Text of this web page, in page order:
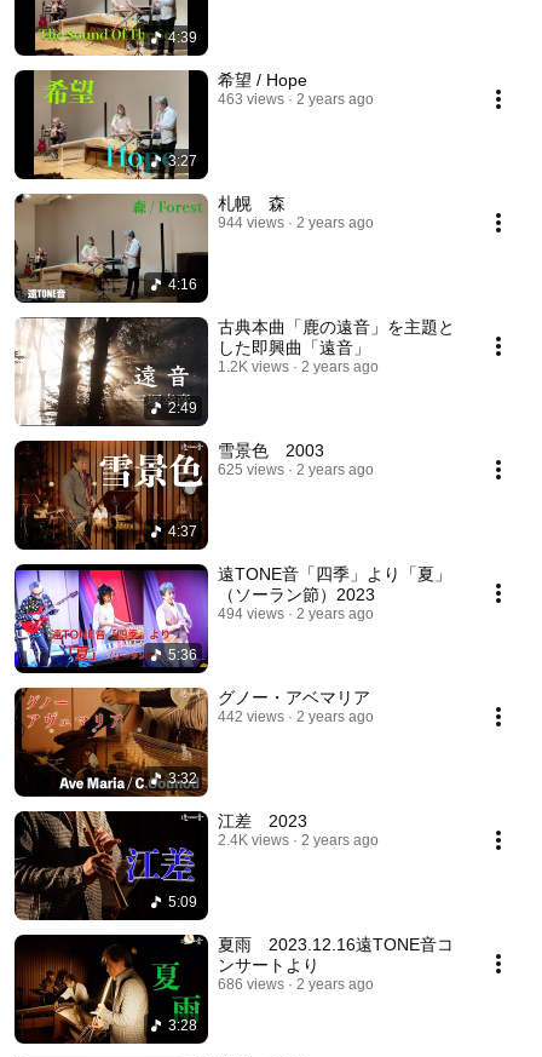
4:39
3:27
希望 / Hope
463 views 2 years ago
4:16
札幌 森
944 views 2 years ago
2:49
古典本曲「鹿の遠音」を主題と
した即興曲「遠音」
1.2K views 2 years ago
4:37
雪景色 2003
625 views 2 years ago
5:36
遠TONE音「四季」より「夏」
（ソーラン節）2023
494 views 2 years ago
3:32
グノー・アベマリア
442 views 2 years ago
5:09
江差 2023
2.4K views 2 years ago
3:28
夏雨 2023.12.16遠TONE音コ
ンサートより
686 views 2 years ago